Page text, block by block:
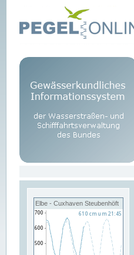
Elbe - Cuxhaven Steubenhöft